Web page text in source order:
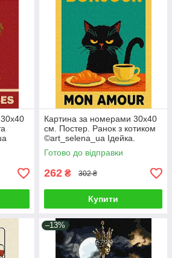
Картина за номерами 30х40
см. Постер. Ранок з котиком
©art_selena_ua Ідейка.
KHO6787
Готово до відправки
262 ₴ 302 ₴
Купити
–13%